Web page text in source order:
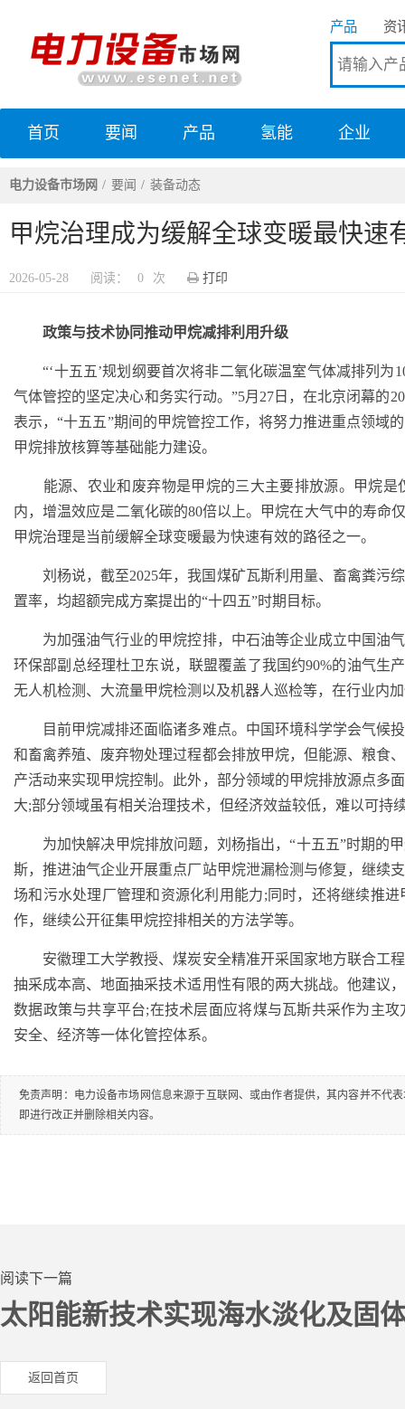
产品 资
首页 要闻 产品 氢能 企业
电力设备市场网 要闻 装备动态
甲烷治理成为缓解全球变暖最快速
2026-05-28 阅读： 0 次 打印
政策与技术协同推动甲烷减排利用升级
“‘十五五’规划纲要首次将非二氧化碳温室气体减排列为
气体管控的坚定决心和务实行动。”5月27日，在北京闭幕的
表示，“十五五”期间的甲烷管控工作，将努力推进重点领域
甲烷排放核算等基础能力建设。
能源、农业和废弃物是甲烷的三大主要排放源。甲烷是
内，增温效应是二氧化碳的80倍以上。甲烷在大气中的寿命
甲烷治理是当前缓解全球变暖最为快速有效的路径之一。
刘杨说，截至2025年，我国煤矿瓦斯利用量、畜禽粪污
置率，均超额完成方案提出的“十四五”时期目标。
为加强油气行业的甲烷控排，中石油等企业成立中国油
环保部副总经理杜卫东说，联盟覆盖了我国约90%的油气生
无人机检测、大流量甲烷检测以及机器人巡检等，在行业内
目前甲烷减排还面临诸多难点。中国环境科学学会气候
和畜禽养殖、废弃物处理过程都会排放甲烷，但能源、粮食
产活动来实现甲烷控制。此外，部分领域的甲烷排放源点多
大;部分领域虽有相关治理技术，但经济效益较低，难以可持
为加快解决甲烷排放问题，刘杨指出，“十五五”时期的
斯，推进油气企业开展重点厂站甲烷泄漏检测与修复，继续
场和污水处理厂管理和资源化利用能力;同时，还将继续推
作，继续公开征集甲烷控排相关的方法学等。
安徽理工大学教授、煤炭安全精准开采国家地方联合工
抽采成本高、地面抽采技术适用性有限的两大挑战。他建议
数据政策与共享平台;在技术层面应将煤与瓦斯共采作为主
安全、经济等一体化管控体系。
免责声明：电力设备市场网信息来源于互联网、或由作者提供，其内容并不代
即进行改正并删除相关内容。
阅读下一篇
太阳能新技术实现海水淡化及固
返回首页